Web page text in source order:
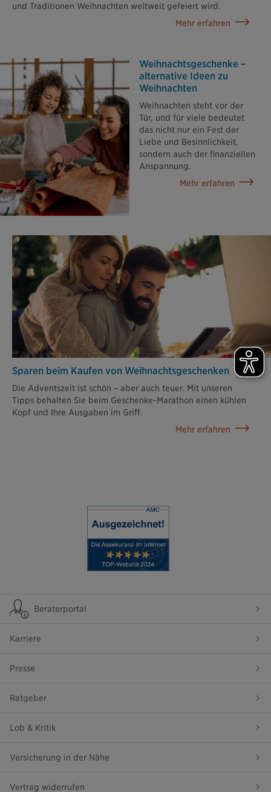
und Traditionen Weihnachten weltweit gefeiert wird.
Mehr erfahren
Weihnachtsgeschenke –
alternative Ideen zu
Weihnachten
Weihnachten steht vor der
Tür, und für viele bedeutet
das nicht nur ein Fest der
Liebe und Besinnlichkeit,
sondern auch der finanziellen
Anspannung.
Mehr erfahren
Sparen beim Kaufen von Weihnachts­geschenken
Die Adventszeit ist schön – aber auch teuer. Mit unseren
Tipps behalten Sie beim Geschenke-Marathon einen kühlen
Kopf und Ihre Ausgaben im Griff.
Mehr erfahren
Beraterportal
Karriere
Presse
Ratgeber
Lob & Kritik
Versicherung in der Nähe
Vertrag widerrufen